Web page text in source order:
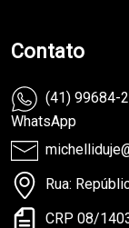
Contato
(41) 99684-
WhatsApp
Rua:
CRP 08/